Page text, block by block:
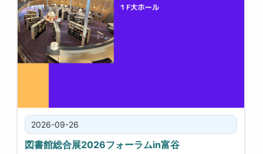
2026-09-26
図書館総合展2026フォーラムin富谷